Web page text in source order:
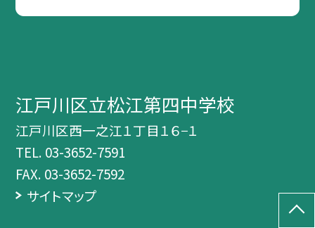
江戸川区立松江第四中学校
江戸川区西一之江１丁目１６−１
TEL. 03-3652-7591
FAX. 03-3652-7592
サイトマップ